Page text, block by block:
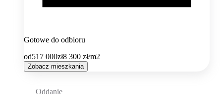
Gotowe do odbioru
od517 000zł8 300 zł/m2
Zobacz mieszkania
Oddanie